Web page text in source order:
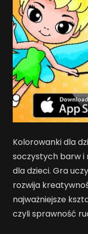
Kolorowanki dla
soczystych barw i
dla dzieci. Gra
rozwija
najważniejsze
czyli sprawność